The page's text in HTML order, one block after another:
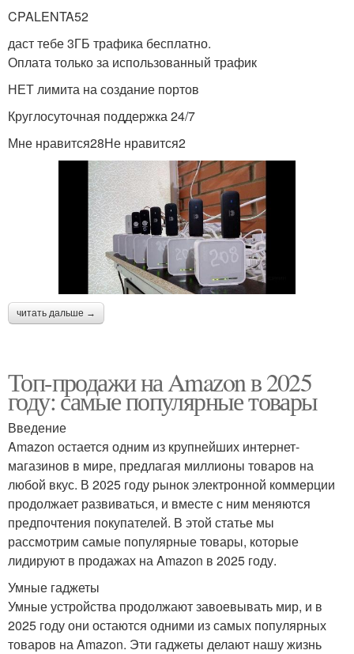
CPALENTA52
даст тебе 3ГБ трафика бесплатно.
Оплата только за использованный трафик
НЕТ лимита на создание портов
Круглосуточная поддержка 24/7
Мне нравится28Не нравится2
читать дальше →
Топ-продажи на Amazon в 2025
году: самые популярные товары
Введение
Amazon остается одним из крупнейших интернет-
магазинов в мире, предлагая миллионы товаров на
любой вкус. В 2025 году рынок электронной коммерции
продолжает развиваться, и вместе с ним меняются
предпочтения покупателей. В этой статье мы
рассмотрим самые популярные товары, которые
лидируют в продажах на Amazon в 2025 году.
Умные гаджеты
Умные устройства продолжают завоевывать мир, и в
2025 году они остаются одними из самых популярных
товаров на Amazon. Эти гаджеты делают нашу жизнь